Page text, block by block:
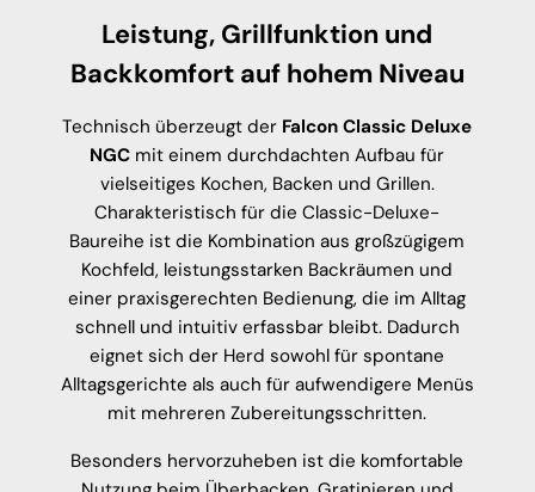
Leistung, Grillfunktion und
Backkomfort auf hohem Niveau
Technisch überzeugt der Falcon Classic Deluxe
NGC mit einem durchdachten Aufbau für
vielseitiges Kochen, Backen und Grillen.
Charakteristisch für die Classic-Deluxe-
Baureihe ist die Kombination aus großzügigem
Kochfeld, leistungsstarken Backräumen und
einer praxisgerechten Bedienung, die im Alltag
schnell und intuitiv erfassbar bleibt. Dadurch
eignet sich der Herd sowohl für spontane
Alltagsgerichte als auch für aufwendigere Menüs
mit mehreren Zubereitungsschritten.
Besonders hervorzuheben ist die komfortable